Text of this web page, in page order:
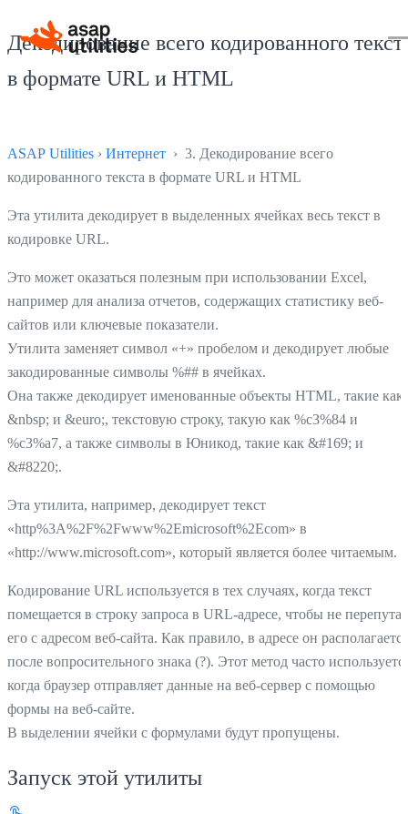
Декодирование всего кодированного
в формате URL и HTML
ASAP Utilities › Интернет › 3. Декодирование всего
кодированного текста в формате URL и HTML
Эта утилита декодирует в выделенных ячейках весь текст в
кодировке URL.
Это может оказаться полезным при использовании Excel,
например для анализа отчетов, содержащих статистику веб-
сайтов или ключевые показатели.
Утилита заменяет символ «+» пробелом и декодирует любые
закодированные символы %## в ячейках.
Она также декодирует именованные объекты HTML, такие как
&nbsp; и &euro;, текстовую строку, такую как %c3%84 и
%c3%a7, а также символы в Юникод, такие как &#169; и
&#8220;.
Эта утилита, например, декодирует текст
«http%3A%2F%2Fwww%2Emicrosoft%2Ecom» в
«http://www.microsoft.com», который является более читаемым.
Кодирование URL используется в тех случаях, когда текст
помещается в строку запроса в URL-адресе, чтобы не
его с адресом веб-сайта. Как правило, в адресе он располагается
после вопросительного знака (?). Этот метод часто
когда браузер отправляет данные на веб-сервер с помощью
формы на веб-сайте.
В выделении ячейки с формулами будут пропущены.
Запуск этой утилиты